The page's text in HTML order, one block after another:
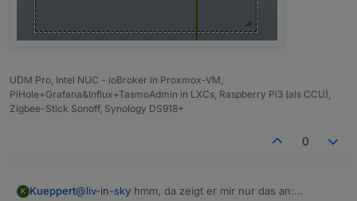
datenpunkt in geschweifte klammern setzen
UDM Pro, Intel NUC - ioBroker in Proxmox-VM,
PiHole+Grafana&Influx+TasmoAdmin in LXCs, Raspberry Pi3 (als CCU),
Zigbee-Stick Sonoff, Synology DS918+
0
K Kueppert@liv-in-sky hmm, da zeigt er mir nur das an: